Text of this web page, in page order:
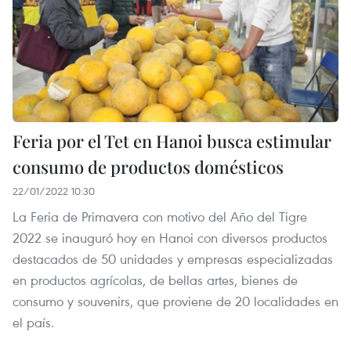
Feria por el Tet en Hanoi busca estimular
consumo de productos domésticos
22/01/2022 10:30
La Feria de Primavera con motivo del Año del Tigre
2022 se inauguró hoy en Hanoi con diversos productos
destacados de 50 unidades y empresas especializadas
en productos agrícolas, de bellas artes, bienes de
consumo y souvenirs, que proviene de 20 localidades en
el país.